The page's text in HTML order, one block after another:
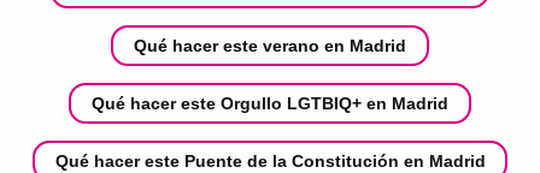
Qué hacer este verano en Madrid
Qué hacer este Orgullo LGTBIQ+ en Madrid
Qué hacer este Puente de la Constitución en Madrid